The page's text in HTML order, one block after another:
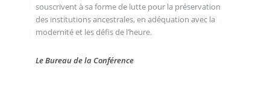
souscrivent à sa forme de lutte pour la préservation
des institutions ancestrales, en adéquation avec la
modernité et les défis de l’heure.
Le Bureau de la Conférence